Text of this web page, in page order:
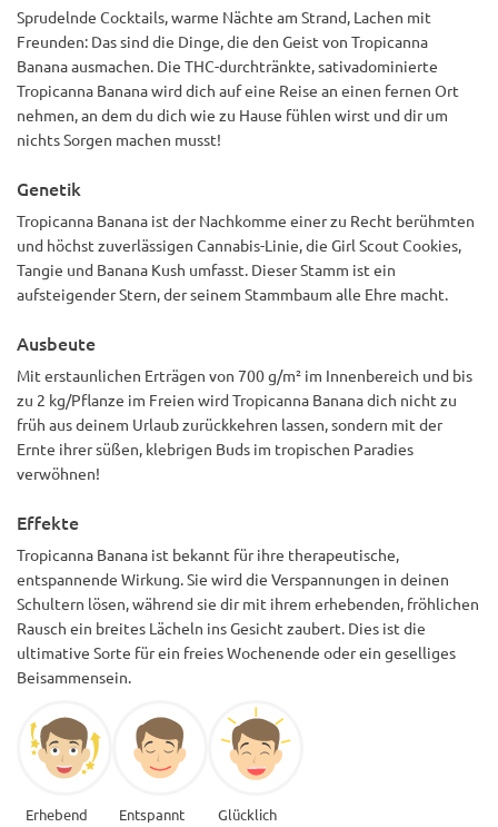
Sprudelnde Cocktails, warme Nächte am Strand, Lachen mit
Freunden: Das sind die Dinge, die den Geist von Tropicanna
Banana ausmachen. Die THC-durchtränkte, sativadominierte
Tropicanna Banana wird dich auf eine Reise an einen fernen Ort
nehmen, an dem du dich wie zu Hause fühlen wirst und dir um
nichts Sorgen machen musst!
Genetik
Tropicanna Banana ist der Nachkomme einer zu Recht berühmten
und höchst zuverlässigen Cannabis-Linie, die Girl Scout Cookies,
Tangie und Banana Kush umfasst. Dieser Stamm ist ein
aufsteigender Stern, der seinem Stammbaum alle Ehre macht.
Ausbeute
Mit erstaunlichen Erträgen von 700 g/m² im Innenbereich und bis
zu 2 kg/Pflanze im Freien wird Tropicanna Banana dich nicht zu
früh aus deinem Urlaub zurückkehren lassen, sondern mit der
Ernte ihrer süßen, klebrigen Buds im tropischen Paradies
verwöhnen!
Effekte
Tropicanna Banana ist bekannt für ihre therapeutische,
entspannende Wirkung. Sie wird die Verspannungen in deinen
Schultern lösen, während sie dir mit ihrem erhebenden, fröhlichen
Rausch ein breites Lächeln ins Gesicht zaubert. Dies ist die
ultimative Sorte für ein freies Wochenende oder ein geselliges
Beisammensein.
Erhebend Entspannt Glücklich